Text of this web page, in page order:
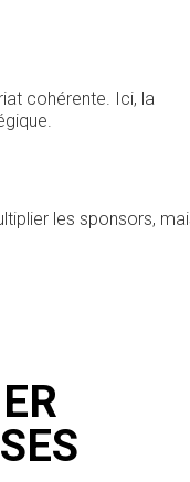
cohérente. Ici, la
les sponsors,